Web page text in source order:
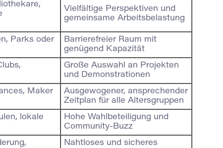
Vielfältige Perspektiven und
gemeinsame Arbeitsbelastung
Parks oder
Barrierefreier Raum mit
genügend Kapazität
Große Auswahl an Projekten
und Demonstrationen
Maker
Ausgewogener, ansprechender
Zeitplan für alle Altersgruppen
lokale
Hohe Wahlbeteiligung und
Community-Buzz
Nahtloses und sicheres